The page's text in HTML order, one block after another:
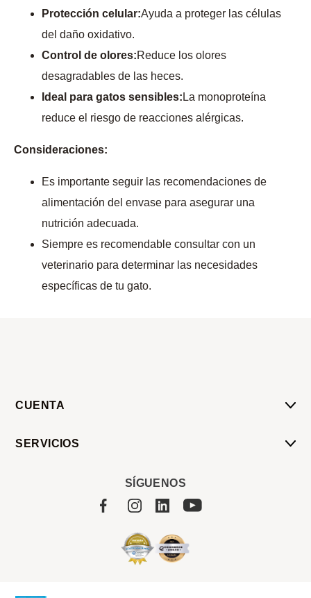
Protección celular:Ayuda a proteger las células
del daño oxidativo.
Control de olores:Reduce los olores
desagradables de las heces.
Ideal para gatos sensibles: La monoproteína
reduce el riesgo de reacciones alérgicas.
Consideraciones:
Es importante seguir las recomendaciones de
alimentación del envase para asegurar una
nutrición adecuada.
Siempre es recomendable consultar con un
veterinario para determinar las necesidades
específicas de tu gato.
CUENTA
SERVICIOS
SÍGUENOS